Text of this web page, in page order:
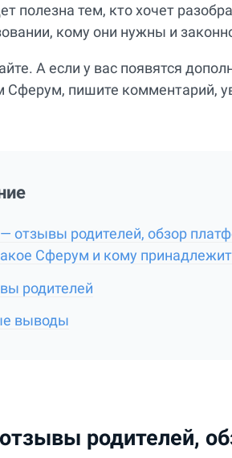
полезна тем, кто хочет
кому они нужны и
А если у вас появятся
Сферум, пишите комментарий,
отзывы родителей, обзор
Сферум и кому принадлежит
родителей
выводы
родителей,